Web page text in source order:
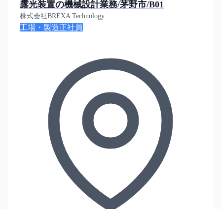
露光装置の機械設計業務/茅野市/B01
株式会社BREXA Technology
工場・製造正社員